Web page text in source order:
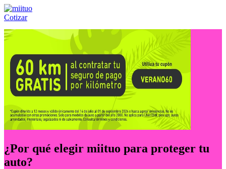
Cotizar
Llámanos al:(55) 84-21-05-00 ó
¿Por qué elegir miituo para proteger tu
auto?